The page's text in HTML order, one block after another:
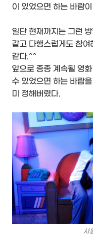
이 있었으면 하는 바람
일단 현재까지는 그런
같고 다행스럽게도 참
같다.^^
앞으로 종종 계속될 영
수 있었으면 하는 바람
미 정해버렸다.
사